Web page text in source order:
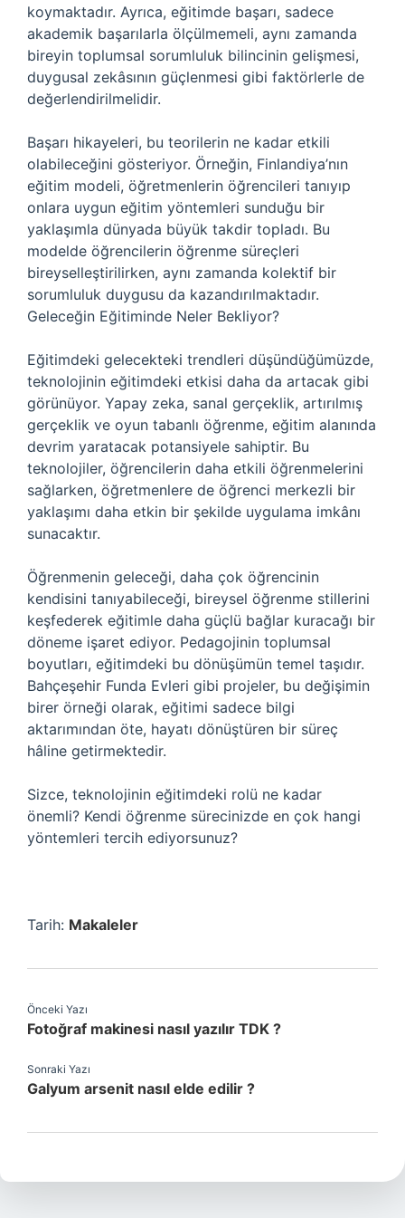
koymaktadır. Ayrıca, eğitimde başarı, sadece
akademik başarılarla ölçülmemeli, aynı zamanda
bireyin toplumsal sorumluluk bilincinin gelişmesi,
duygusal zekâsının güçlenmesi gibi faktörlerle de
değerlendirilmelidir.
Başarı hikayeleri, bu teorilerin ne kadar etkili
olabileceğini gösteriyor. Örneğin, Finlandiya’nın
eğitim modeli, öğretmenlerin öğrencileri tanıyıp
onlara uygun eğitim yöntemleri sunduğu bir
yaklaşımla dünyada büyük takdir topladı. Bu
modelde öğrencilerin öğrenme süreçleri
bireyselleştirilirken, aynı zamanda kolektif bir
sorumluluk duygusu da kazandırılmaktadır.
Geleceğin Eğitiminde Neler Bekliyor?
Eğitimdeki gelecekteki trendleri düşündüğümüzde,
teknolojinin eğitimdeki etkisi daha da artacak gibi
görünüyor. Yapay zeka, sanal gerçeklik, artırılmış
gerçeklik ve oyun tabanlı öğrenme, eğitim alanında
devrim yaratacak potansiyele sahiptir. Bu
teknolojiler, öğrencilerin daha etkili öğrenmelerini
sağlarken, öğretmenlere de öğrenci merkezli bir
yaklaşımı daha etkin bir şekilde uygulama imkânı
sunacaktır.
Öğrenmenin geleceği, daha çok öğrencinin
kendisini tanıyabileceği, bireysel öğrenme stillerini
keşfederek eğitimle daha güçlü bağlar kuracağı bir
döneme işaret ediyor. Pedagojinin toplumsal
boyutları, eğitimdeki bu dönüşümün temel taşıdır.
Bahçeşehir Funda Evleri gibi projeler, bu değişimin
birer örneği olarak, eğitimi sadece bilgi
aktarımından öte, hayatı dönüştüren bir süreç
hâline getirmektedir.
Sizce, teknolojinin eğitimdeki rolü ne kadar
önemli? Kendi öğrenme sürecinizde en çok hangi
yöntemleri tercih ediyorsunuz?
Tarih: Makaleler
Önceki Yazı
Fotoğraf makinesi nasıl yazılır TDK ?
Sonraki Yazı
Galyum arsenit nasıl elde edilir ?